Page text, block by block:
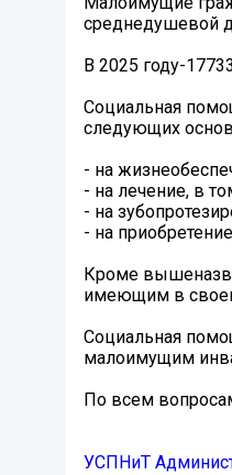
среднедушевой
В 2025 году-
Социальная
следующих
- на
- на лечение, в
- на
- на
Кроме
имеющим в своем
Социальная
малоимущим
По всем
УСПНиТ